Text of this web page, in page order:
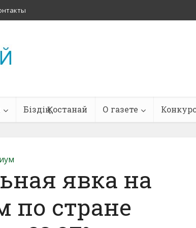
Біздің Қостанай О газете
явка на
по стране